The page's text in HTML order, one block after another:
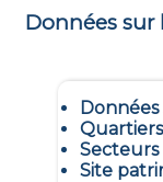
Données sur
Données
Site